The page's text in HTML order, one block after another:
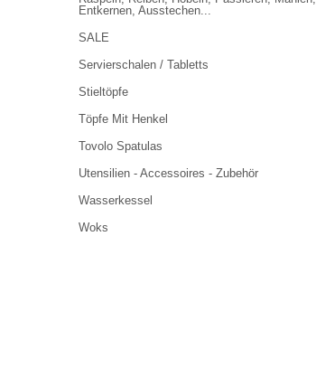
Entkernen, Ausstechen...
SALE
Servierschalen / Tabletts
Stieltöpfe
Töpfe Mit Henkel
Tovolo Spatulas
Utensilien - Accessoires - Zubehör
Wasserkessel
Woks